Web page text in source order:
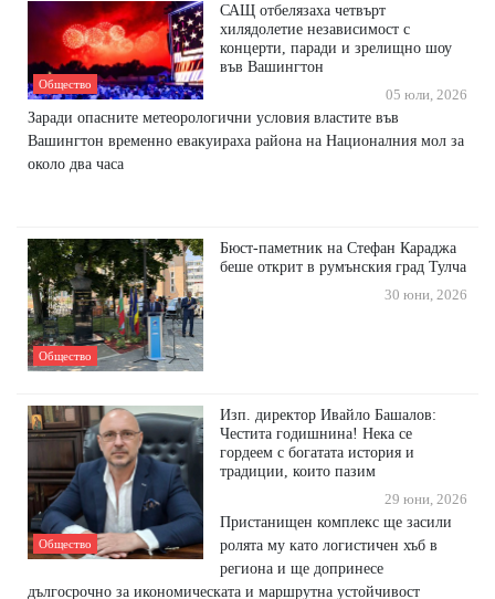
Общество
САЩ отбелязаха четвърт
хилядолетие независимост с
концерти, паради и зрелищно шоу
във Вашингтон
05 юли, 2026
Заради опасните метеорологични условия властите във
Вашингтон временно евакуираха района на Националния мол за
около два часа
Общество
Бюст-паметник на Стефан Караджа
беше открит в румънския град Тулча
30 юни, 2026
Общество
Изп. директор Ивайло Башалов:
Честита годишнина! Нека се
гордеем с богатата история и
традиции, които пазим
29 юни, 2026
Пристанищен комплекс ще засили
ролята му като логистичен хъб в
региона и ще допринесе
дългосрочно за икономическата и маршрутна устойчивост